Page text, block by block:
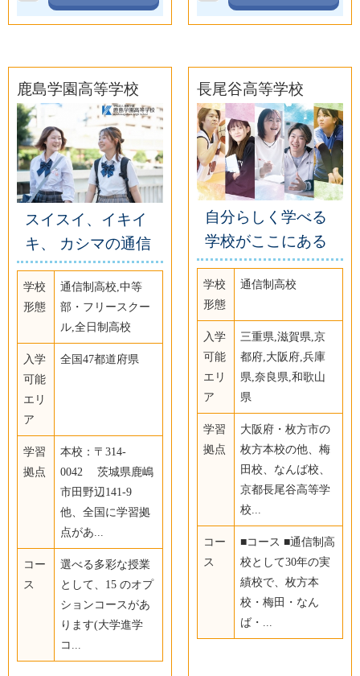
鹿島学園高等学校
スイスイ、イキイ
キ、 カシマの通信
学校
形態
通信制高校,中等
部・フリースクー
ル,全日制高校
入学
可能
エリ
ア
全国47都道府県
学習
拠点
本校：〒314-
0042 茨城県鹿嶋
市田野辺141-9
他、全国に学習拠
点があ...
コー
ス
選べる多彩な授業
として、15 のオプ
ションコースがあ
ります(大学進学
コ...
長尾谷高等学校
自分らしく学べる
学校がここにある
学校
形態
通信制高校
入学
可能
エリ
ア
三重県,滋賀県,京
都府,大阪府,兵庫
県,奈良県,和歌山
県
学習
拠点
大阪府・枚方市の
枚方本校の他、梅
田校、なんば校、
京都長尾谷高等学
校...
コー
ス
■コース ■通信制高
校として30年の実
績校で、枚方本
校・梅田・なん
ば・...